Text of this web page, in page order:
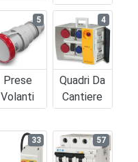
Prese
Volanti
5
Quadri Da
Cantiere
4
33 57